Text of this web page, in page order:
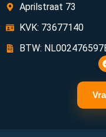
Aprilstraat 73
KVK: 73677140
BTW: